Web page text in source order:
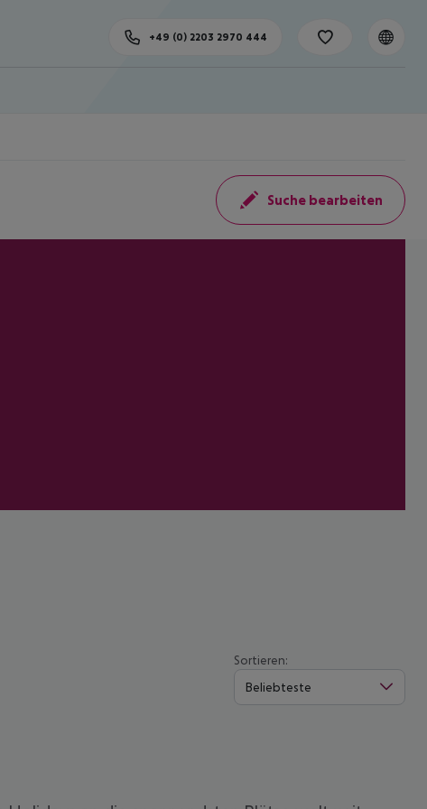
+49 (0) 2203 2970 444
Suche bearbeiten
Sortieren:
Beliebteste